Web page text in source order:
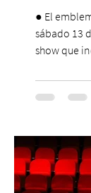
● El
sábado 13
show que
El lunes 10
Preventa
stock).
se da inicio
preventa
clientes del